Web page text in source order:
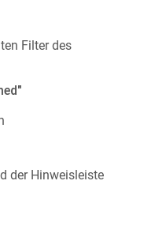
Filter des
der Hinweisleiste